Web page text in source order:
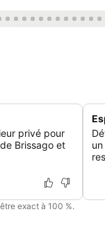
privé pour
Brissago et
exact à 100 %.